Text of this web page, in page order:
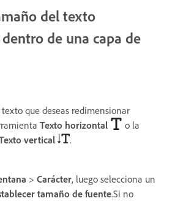
del texto
de una capa de
que deseas redimensionar
Texto horizontal
o la
vertical .
> Carácter, luego selecciona un
tamaño de fuente.Si no